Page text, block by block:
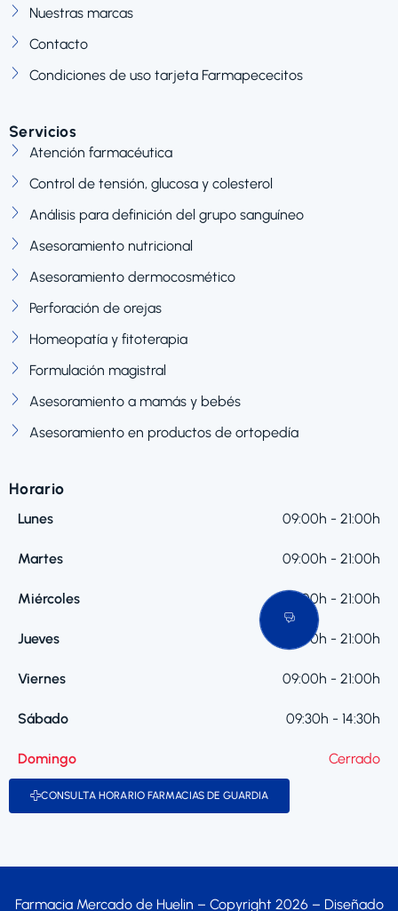
Nuestras marcas
Contacto
Condiciones de uso tarjeta Farmapececitos
Servicios
Atención farmacéutica
Control de tensión, glucosa y colesterol
Análisis para definición del grupo sanguíneo
Asesoramiento nutricional
Asesoramiento dermocosmético
Perforación de orejas
Homeopatía y fitoterapia
Formulación magistral
Asesoramiento a mamás y bebés
Asesoramiento en productos de ortopedía
Horario
Lunes 09:00h - 21:00h
Martes 09:00h - 21:00h
Miércoles 09:00h - 21:00h
Jueves 09:00h - 21:00h
Viernes 09:00h - 21:00h
Sábado 09:30h - 14:30h
Domingo Cerrado
CONSULTA HORARIO FARMACIAS DE GUARDIA
Farmacia Mercado de Huelin – Copyright 2026 – Diseñado